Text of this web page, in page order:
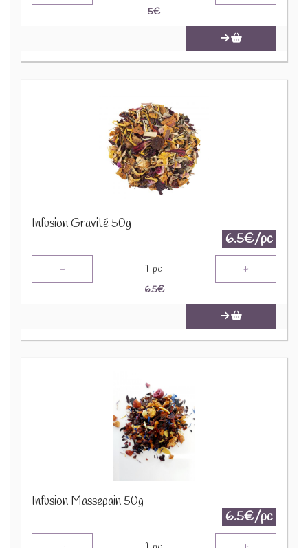
5€
Infusion Gravité 50g
6.5€/pc
- 1 pc +
6.5€
Infusion Massepain 50g
6.5€/pc